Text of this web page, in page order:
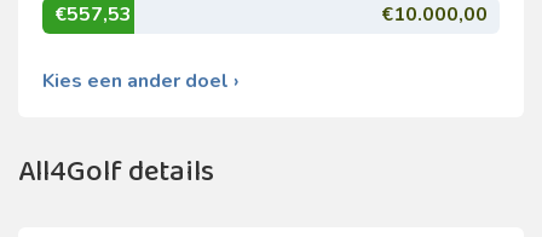
€557,53
€10.000,00
Kies een ander doel ›
All4Golf details